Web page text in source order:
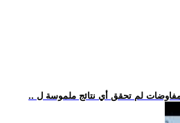
لم تحقق أي نتائج ملموسة ل